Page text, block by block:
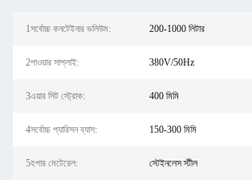
1সর্বোচ্চ কনটেইনার ভলিউম: 200-1000 লিটার
2পাওয়ার সাপ্লাই: 380V/50Hz
3এয়ার সিট স্ট্রোক: 400 মিমি
4সর্বোচ্চ প্যারিসন ব্যাস: 150-300 মিমি
5হপার মেটেরেল: স্টেইনলেস স্টীল